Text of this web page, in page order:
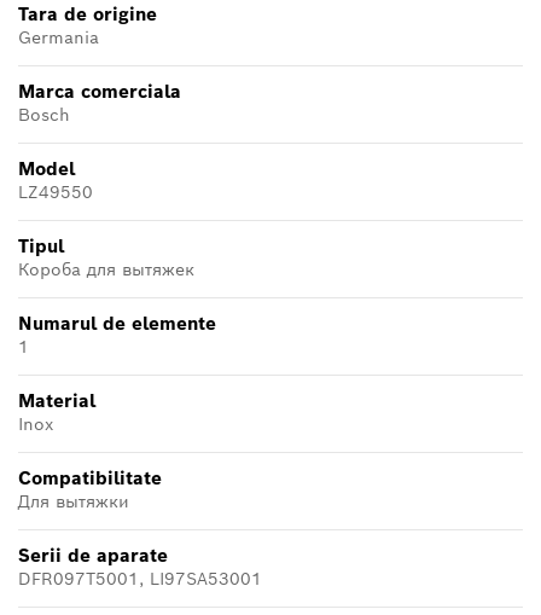
Tara de origine
Germania
Marca comerciala
Bosch
Model
LZ49550
Tipul
Короба для вытяжек
Numarul de elemente
1
Material
Inox
Compatibilitate
Для вытяжки
Serii de aparate
DFR097T5001, LI97SA53001